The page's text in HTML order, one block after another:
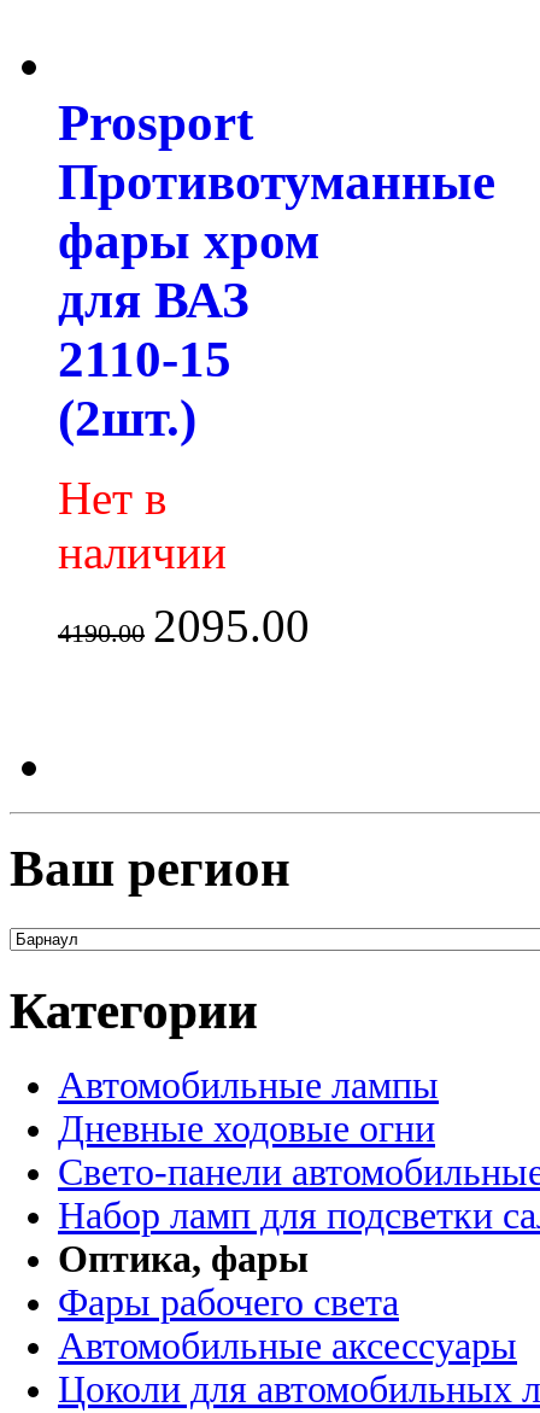
Prosport
Противотуманные
фары хром
для ВАЗ
2110-15
(2шт.)
Нет в
наличии
4190.00 2095.00
Ваш регион
Категории
Автомобильные лампы
Дневные ходовые огни
Свето-панели
Набор ламп для подсветки
Оптика, фары
Фары рабочего света
Автомобильные аксессуары
Цоколи для автомобильных